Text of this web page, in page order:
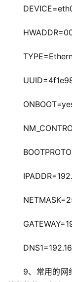
9、常用的网